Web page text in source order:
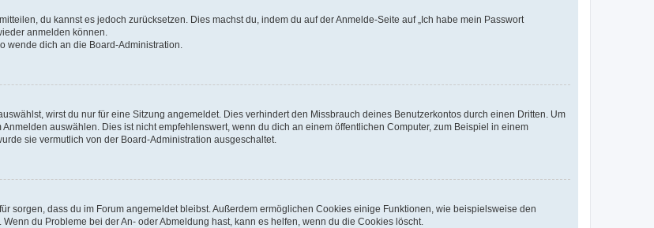
du kannst es jedoch zurücksetzen. Dies machst du, indem du auf der Anmelde-Seite auf „Ich habe mein Passwort
anmelden können.
wende dich an die Board-Administration.
wirst du nur für eine Sitzung angemeldet. Dies verhindert den Missbrauch deines Benutzerkontos durch einen Dritten. Um
auswählen. Dies ist nicht empfehlenswert, wenn du dich an einem öffentlichen Computer, zum Beispiel in einem
sie vermutlich von der Board-Administration ausgeschaltet.
sorgen, dass du im Forum angemeldet bleibst. Außerdem ermöglichen Cookies einige Funktionen, wie beispielsweise den
du Probleme bei der An- oder Abmeldung hast, kann es helfen, wenn du die Cookies löscht.